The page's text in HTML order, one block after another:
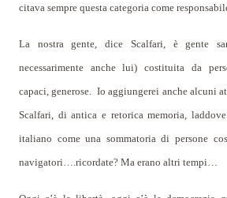
citava sempre questa categoria come
La nostra gente, dice Scalfari, è gente
necessarimente anche lui) costituita da
capaci, generose.
Io aggiungerei anche alcuni
Scalfari, di antica e retorica memoria,
italiano come una sommatoria di persone
navigatori….ricordate? Ma erano altri tempi…